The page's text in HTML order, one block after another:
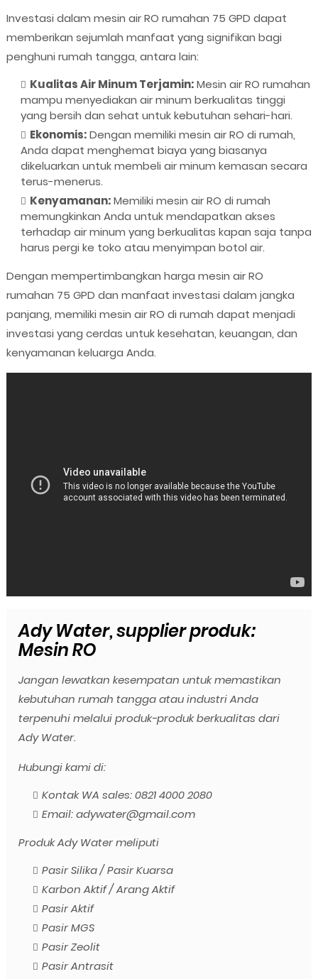
Investasi dalam mesin air RO rumahan 75 GPD dapat
memberikan sejumlah manfaat yang signifikan bagi
penghuni rumah tangga, antara lain:
Kualitas Air Minum Terjamin:Mesin air RO rumahan
mampu menyediakan air minum berkualitas tinggi
yang bersih dan sehat untuk kebutuhan sehari-hari.
Ekonomis:Dengan memiliki mesin air RO di rumah,
Anda dapat menghemat biaya yang biasanya
dikeluarkan untuk membeli air minum kemasan secara
terus-menerus.
Kenyamanan:Memiliki mesin air RO di rumah
memungkinkan Anda untuk mendapatkan akses
terhadap air minum yang berkualitas kapan saja tanpa
harus pergi ke toko atau menyimpan botol air.
Dengan mempertimbangkan harga mesin air RO
rumahan 75 GPD dan manfaat investasi dalam jangka
panjang, memiliki mesin air RO di rumah dapat menjadi
investasi yang cerdas untuk kesehatan, keuangan, dan
kenyamanan keluarga Anda.
Ady Water, supplier produk:
Mesin RO
Jangan lewatkan kesempatan untuk memastikan
kebutuhan rumah tangga atau industri Anda
terpenuhi melalui produk-produk berkualitas dari
Ady Water.
Hubungi kami di:
Kontak WA sales: 0821 4000 2080
Email: adywater@gmail.com
Produk Ady Water meliputi
Pasir Silika / Pasir Kuarsa
Karbon Aktif / Arang Aktif
Pasir Aktif
Pasir MGS
Pasir Zeolit
Pasir Antrasit